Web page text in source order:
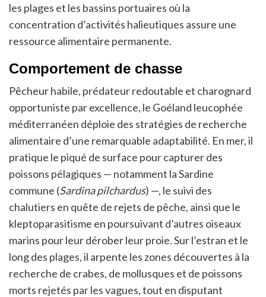
les plages et les bassins portuaires où la
concentration d’activités halieutiques assure une
ressource alimentaire permanente.
Comportement de chasse
Pêcheur habile, prédateur redoutable et charognard
opportuniste par excellence, le Goéland leucophée
méditerranéen déploie des stratégies de recherche
alimentaire d’une remarquable adaptabilité. En mer, il
pratique le piqué de surface pour capturer des
poissons pélagiques — notamment la Sardine
commune (Sardina pilchardus) —, le suivi des
chalutiers en quête de rejets de pêche, ainsi que le
kleptoparasitisme en poursuivant d’autres oiseaux
marins pour leur dérober leur proie. Sur l’estran et le
long des plages, il arpente les zones découvertes à la
recherche de crabes, de mollusques et de poissons
morts rejetés par les vagues, tout en disputant